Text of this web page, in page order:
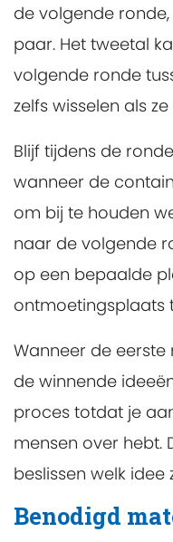
de volgende
paar. Het tweetal
volgende ronde
zelfs wisselen als
Blijf tijdens de
wanneer de
om bij te houden
naar de volgende
op een bepaalde
ontmoetingsplaats
Wanneer de
de winnende
proces totdat je
mensen over hebt.
beslissen welk
Benodigd